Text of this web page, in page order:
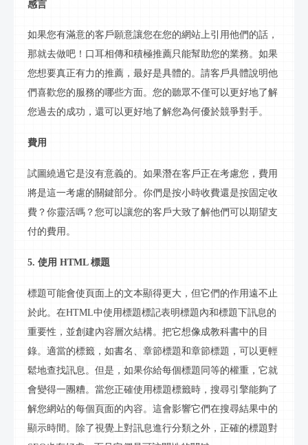
感言
如果您有滿意的客戶願意讓您在您的網站上引用他們的話，
那就去做吧！口耳相傳和積極推薦只能幫助您的業務。如果
您想要真正有力的推薦，最好是具體的。請客戶具體說明他
們喜歡您的服務的哪些方面。您的聽眾不僅可以更好地了解
您過去的成功，還可以更好地了解您為何優於競爭對手。
費用
試圖繞過它是沒有意義的。如果潛在客戶正在考慮您，費用
將是這一考慮的關鍵部分。你們是按小時收費還是按固定收
費？你靈活嗎？您可以讓您的客戶大致了解他們可以期望支
付的費用。
5. 使用 HTML 標題
標題可能會使頁面上的文本顯得更大，但它們的作用遠不止
於此。在HTML中使用標題標記表明標題內和標題下訊息 的
重要性，並創建內容層次結構。把它想像成教科書中的目
錄。適當的標籤，如書名、章節標題和章節標題，可以更輕
鬆地查找訊息 。但是，如果你給每個標題同等的權重，它就
會變得一團糟。當您正確使用標題標籤時，搜尋引擎能夠了
解您網站的每個頁面的內容。這會影響它們在搜尋結果中的
顯示時間。除了視覺上對訊息進行分類之外，正確的標題對